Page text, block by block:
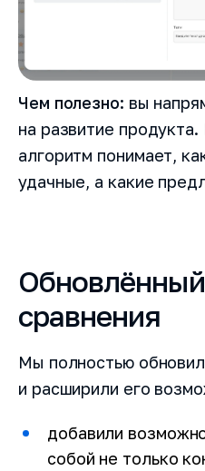
Чем полезно: вы
на развитие
алгоритм понимает,
удачные, а какие
сравнения
Мы полностью
и расширили его
добавили
собой не только